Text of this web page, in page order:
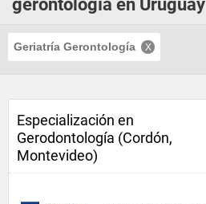
gerontología en Uruguay
Geriatría Gerontología
Especialización en
Gerodontología (Cordón,
Montevideo)